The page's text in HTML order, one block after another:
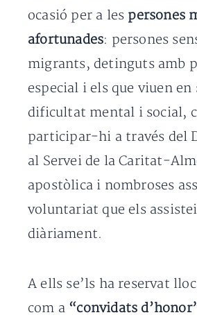
ocasió per a les persones
afortunades: persones
migrants, detinguts amb
especial i els que viuen en
dificultat mental i social,
participar-hi a través del
al Servei de la Caritat-
apostòlica i nombroses
voluntariat que els
diàriament.
A ells se’ls ha reservat
com a “convidats